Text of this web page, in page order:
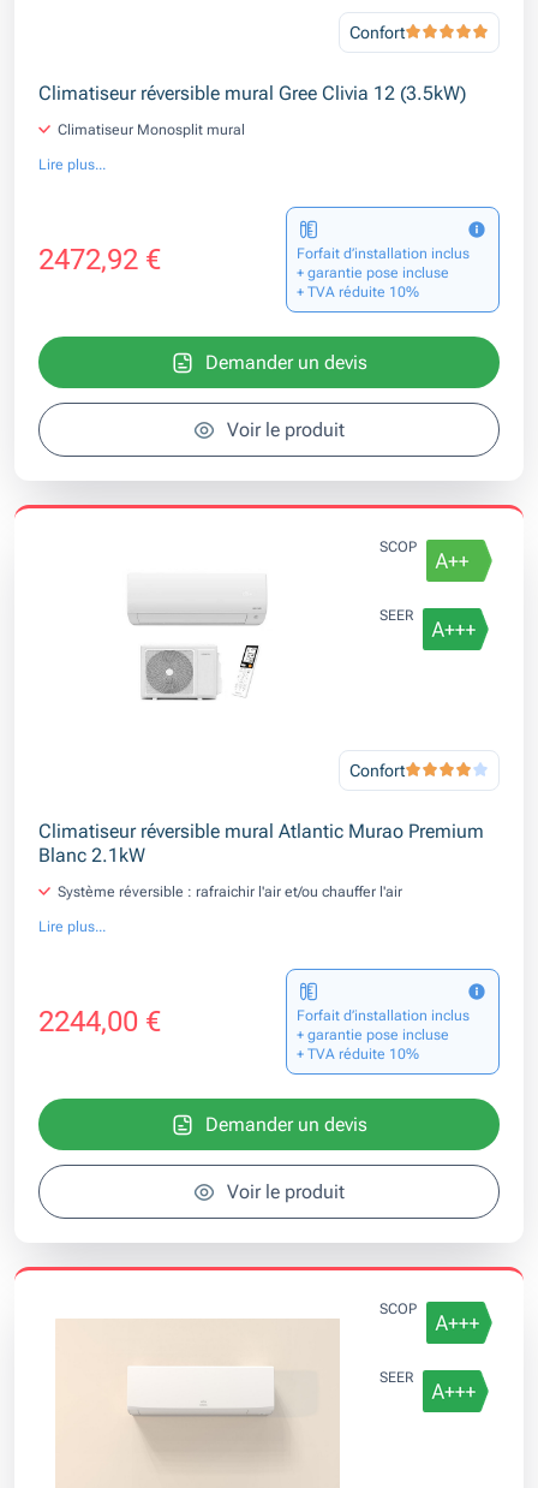
Confort
Climatiseur réversible mural Gree Clivia 12 (3.5kW)
Climatiseur Monosplit mural
Lire plus...
2472,92 €
Forfait d’installation inclus
+ garantie pose incluse
+ TVA réduite 10%
Demander un devis
Voir le produit
SCOP
SEER
Confort
Climatiseur réversible mural Atlantic Murao Premium
Blanc 2.1kW
Système réversible : rafraichir l'air et/ou chauffer l'air
Lire plus...
2244,00 €
Forfait d’installation inclus
+ garantie pose incluse
+ TVA réduite 10%
Demander un devis
Voir le produit
SCOP
SEER